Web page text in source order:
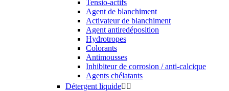
Tensio-actifs
Agent de blanchiment
Activateur de blanchiment
Agent antiredéposition
Hydrotropes
Colorants
Antimousses
Inhibiteur de corrosion / anti-calcique
Agents chélatants
Détergent liquide 